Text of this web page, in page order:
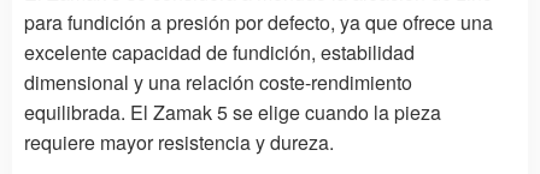
para fundición a presión por defecto, ya que ofrece una
excelente capacidad de fundición, estabilidad
dimensional y una relación coste-rendimiento
equilibrada. El Zamak 5 se elige cuando la pieza
requiere mayor resistencia y dureza.